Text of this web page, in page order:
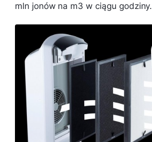
mln jonów na m3 w ciągu godziny.